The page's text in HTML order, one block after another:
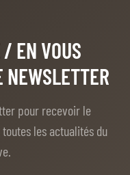
/ EN VOUS
NEWSLETTER
pour recevoir le
les actualités du